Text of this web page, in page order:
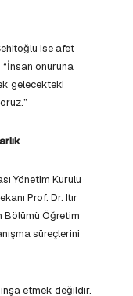
ise afet
“İnsan onuruna
gelecekteki
Yönetim Kurulu
Prof. Dr. Itır
Bölümü Öğretim
süreçlerini
etmek değildir.